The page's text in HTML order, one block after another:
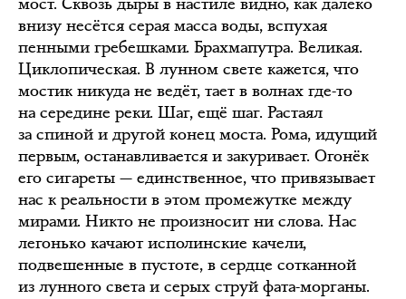
внизу несётся серая масса воды, вспухая
пенными гребешками. Брахмапутра. Великая.
Циклопическая. В лунном свете кажется, что
мостик никуда не ведёт, тает в волнах где-то
на середине реки. Шаг, ещё шаг. Растаял
за спиной и другой конец моста. Рома, идущий
первым, останавливается и закуривает. Огонёк
его сигареты — единственное, что привязывает
нас к реальности в этом промежутке между
мирами. Никто не произносит ни слова. Нас
легонько качают исполинские качели,
подвешенные в пустоте, в сердце сотканной
из лунного света и серых струй фата-морганы.